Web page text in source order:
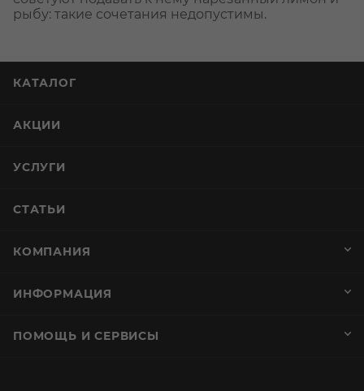
рыбу: такие сочетания недопустимы.
КАТАЛОГ
АКЦИИ
УСЛУГИ
СТАТЬИ
КОМПАНИЯ
ИНФОРМАЦИЯ
ПОМОЩЬ И СЕРВИСЫ